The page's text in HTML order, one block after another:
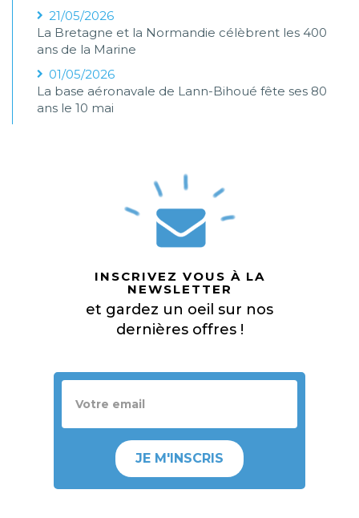
21/05/2026
La Bretagne et la Normandie célèbrent les 400
ans de la Marine
01/05/2026
La base aéronavale de Lann-Bihoué fête ses 80
ans le 10 mai
INSCRIVEZ VOUS À LA
NEWSLETTER
et gardez un oeil sur nos
dernières offres !
JE M'INSCRIS